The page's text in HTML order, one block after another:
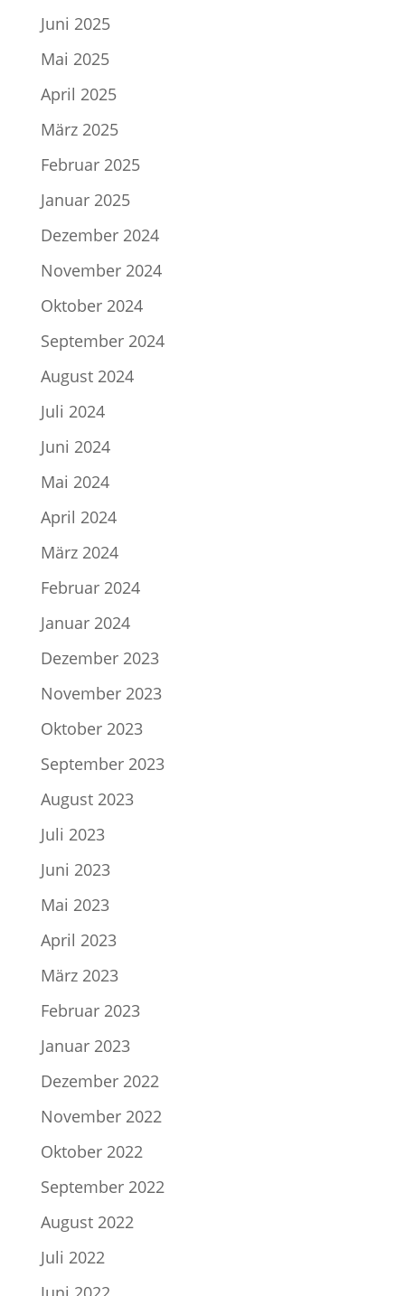
Juni 2025
Mai 2025
April 2025
März 2025
Februar 2025
Januar 2025
Dezember 2024
November 2024
Oktober 2024
September 2024
August 2024
Juli 2024
Juni 2024
Mai 2024
April 2024
März 2024
Februar 2024
Januar 2024
Dezember 2023
November 2023
Oktober 2023
September 2023
August 2023
Juli 2023
Juni 2023
Mai 2023
April 2023
März 2023
Februar 2023
Januar 2023
Dezember 2022
November 2022
Oktober 2022
September 2022
August 2022
Juli 2022